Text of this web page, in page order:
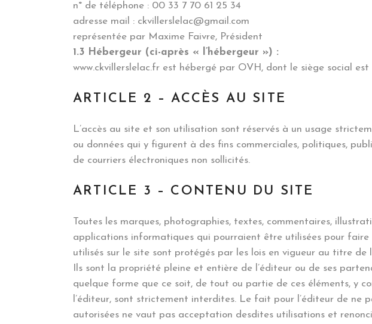
n° de téléphone : 00 33 7 70 61 25 34
adresse mail : ckvillerslelac@gmail.com
représentée par Maxime Faivre, Président
1.3 Hébergeur (ci-après « l’hébergeur ») :
www.ckvillerslelac.fr est hébergé par OVH, dont le siège social
ARTICLE 2 – ACCÈS AU SITE
L’accès au site et son utilisation sont réservés à un usage
ou données qui y figurent à des fins commerciales, politiques,
de courriers électroniques non sollicités.
ARTICLE 3 – CONTENU DU SITE
Toutes les marques, photographies, textes, commentaires,
applications informatiques qui pourraient être utilisées pour
utilisés sur le site sont protégés par les lois en vigueur au titre
Ils sont la propriété pleine et entière de l’éditeur ou de ses
quelque forme que ce soit, de tout ou partie de ces éléments, y
l’éditeur, sont strictement interdites. Le fait pour l’éditeur de ne
autorisées ne vaut pas acceptation desdites utilisations et